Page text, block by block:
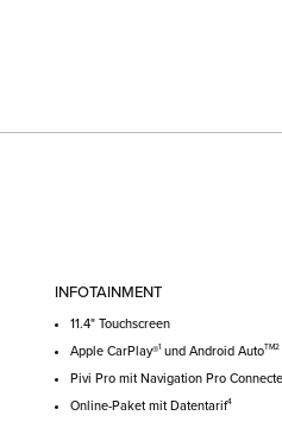
INFOTAINMENT
11.4" Touchscreen
Apple CarPlay®1 und Android AutoTM2
Pivi Pro mit Navigation Pro
Online-Paket mit Datentarif4